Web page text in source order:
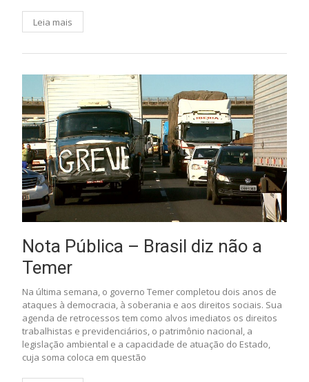
Leia mais
Nota Pública – Brasil diz não a
Temer
Na última semana, o governo Temer completou dois anos de
ataques à democracia, à soberania e aos direitos sociais. Sua
agenda de retrocessos tem como alvos imediatos os direitos
trabalhistas e previdenciários, o patrimônio nacional, a
legislação ambiental e a capacidade de atuação do Estado,
cuja soma coloca em questão